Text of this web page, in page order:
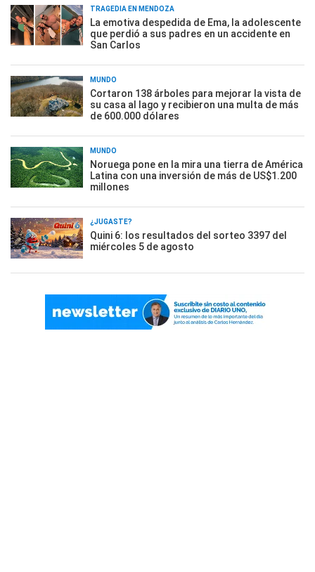
TRAGEDIA EN MENDOZA
La emotiva despedida de Ema, la adolescente
que perdió a sus padres en un accidente en
San Carlos
MUNDO
Cortaron 138 árboles para mejorar la vista de
su casa al lago y recibieron una multa de más
de 600.000 dólares
MUNDO
Noruega pone en la mira una tierra de América
Latina con una inversión de más de US$1.200
millones
¿JUGASTE?
Quini 6: los resultados del sorteo 3397 del
miércoles 5 de agosto